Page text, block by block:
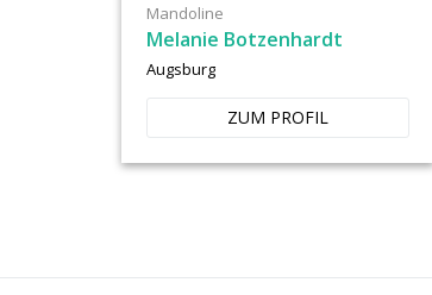
Mandoline
Melanie Botzenhardt
Augsburg
ZUM PROFIL